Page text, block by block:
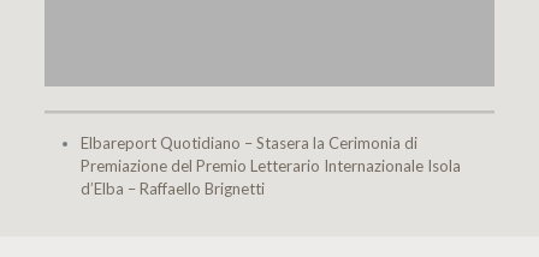
Elbareport Quotidiano – Stasera la Cerimonia di
Premiazione del Premio Letterario Internazionale Isola
d’Elba – Raffaello Brignetti